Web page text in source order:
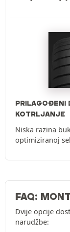
PRILAGOĐENI
KOTRLJANJE
Niska razina
optimiziranoj
FAQ:
Dvije opcije
narudžbe: